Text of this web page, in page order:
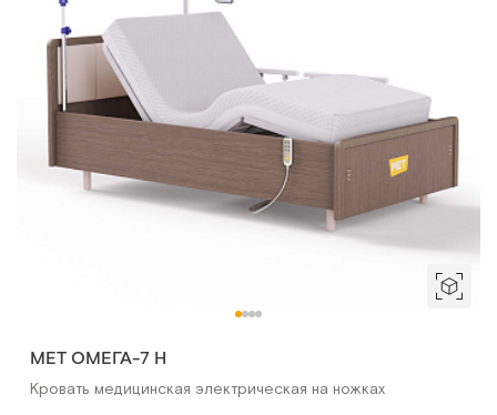
МЕТ ОМЕГА-7 H
Кровать медицинская электрическая на ножках